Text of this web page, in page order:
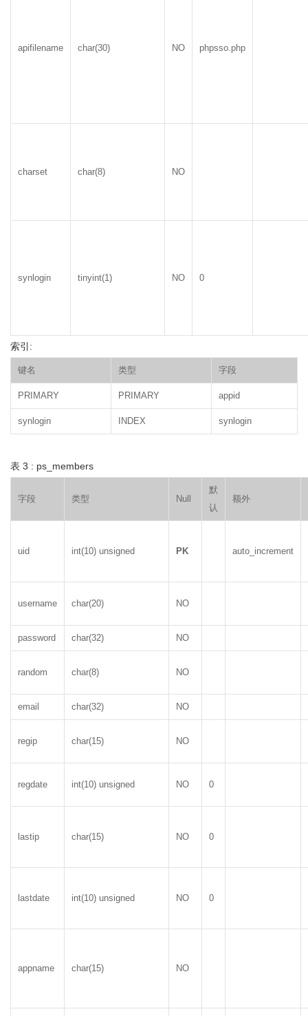
apifilename char(30) NO phpsso.php
charset char(8) NO
synlogin tinyint(1) NO 0
索引:
键名 类型 字段
PRIMARY PRIMARY appid
synlogin INDEX synlogin
表 3 : ps_members
字段 类型 Null
默
认
额外
uid int(10) unsigned PK auto_increment
username char(20) NO
password char(32) NO
random char(8) NO
email char(32) NO
regip char(15) NO
regdate int(10) unsigned NO 0
lastip char(15) NO 0
lastdate int(10) unsigned NO 0
appname char(15) NO